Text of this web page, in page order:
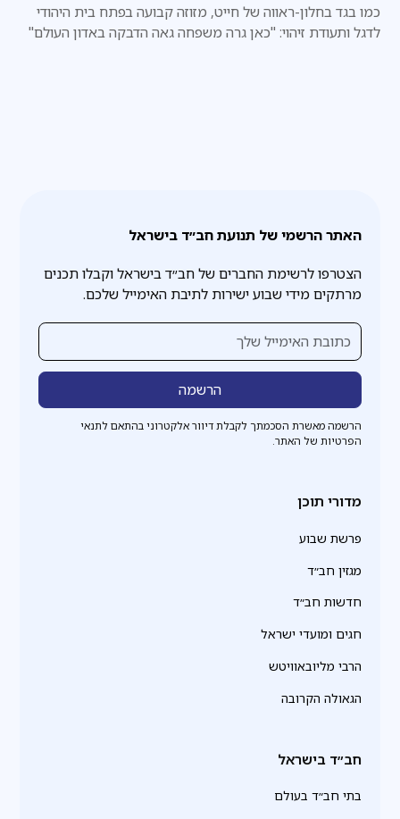
כמו בגד בחלון-ראווה של חייט, מזוזה קבועה בפתח בית היהודי
לדגל ותעודת זיהוי: "כאן גרה משפחה גאה הדבקה באדון העולם"
האתר הרשמי של תנועת חב״ד בישראל
הצטרפו לרשימת החברים של חב״ד בישראל וקבלו תכנים
מרתקים מידי שבוע ישירות לתיבת האימייל שלכם.
הרשמה מאשרת הסכמתך לקבלת דיוור אלקטרוני בהתאם לתנאי
הפרטיות של האתר.
מדורי תוכן
פרשת שבוע
מגזין חב״ד
חדשות חב״ד
חגים ומועדי ישראל
הרבי מליובאוויטש
הגאולה הקרובה
חב״ד בישראל
בתי חב״ד בעולם